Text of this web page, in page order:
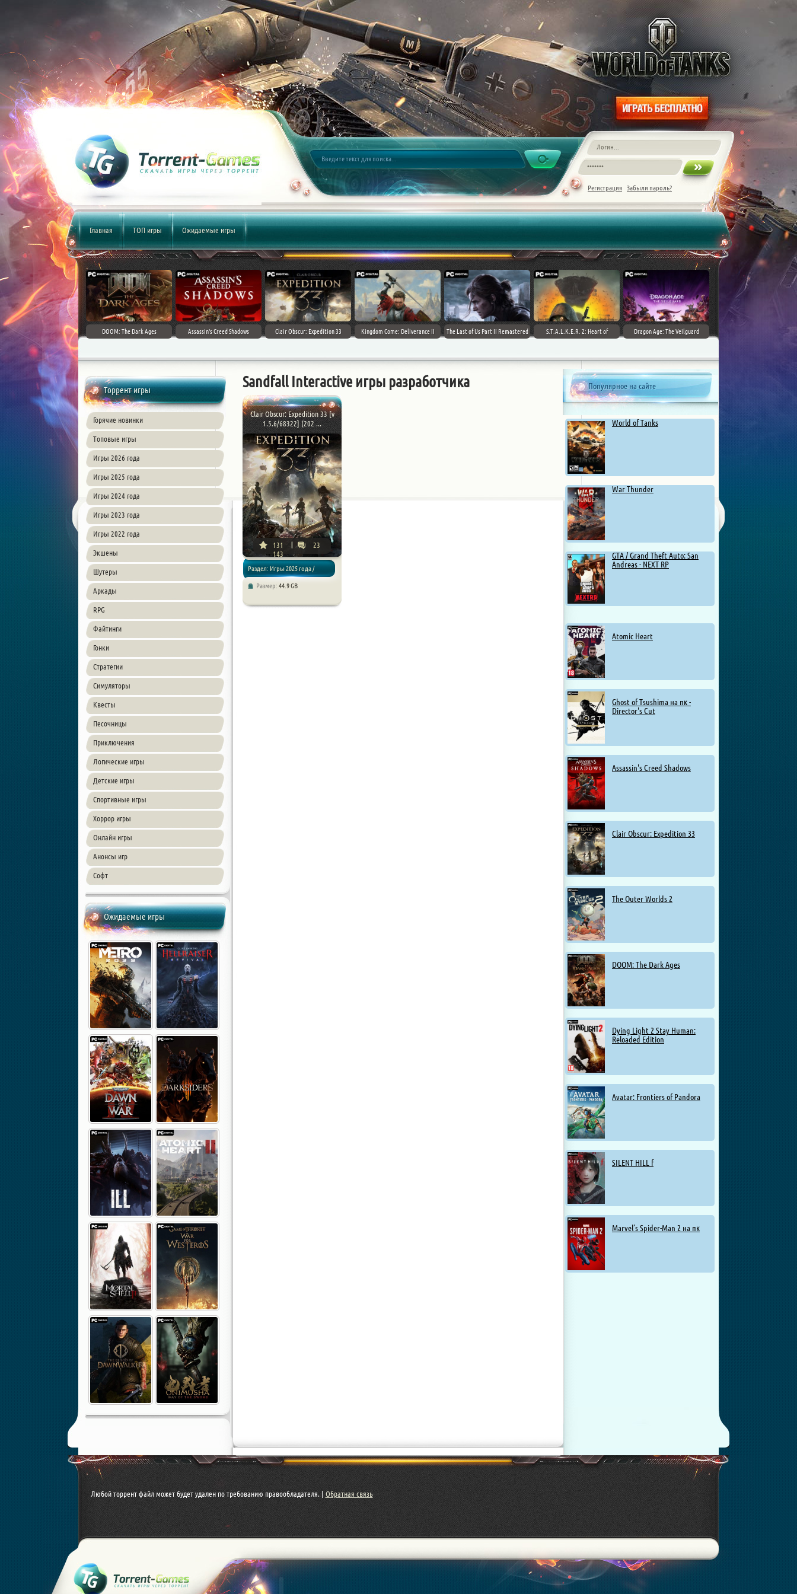
Регистрация Забыли пароль?
Главная ТОП игры Ожидаемые игры
DOOM: The Dark Ages Assassin's Creed Shadows Clair Obscur: Expedition 33 Kingdom Come: Deliverance II The Last of Us Part II Remastered
S.T.A.L.K.E.R. 2: Heart of
Dragon Age: The Veilguard
Торрент игры
Горячие новинки
Топовые игры
Игры 2026 года
Игры 2025 года
Игры 2024 года
Игры 2023 года
Игры 2022 года
Экшены
Шутеры
Аркады
RPG
Файтинги
Гонки
Стратегии
Симуляторы
Квесты
Песочницы
Приключения
Логические игры
Детские игры
Спортивные игры
Хоррор игры
Онлайн игры
Анонсы игр
Софт
Ожидаемые игры
Популярное на сайте
World of Tanks
War Thunder
GTA / Grand Theft Auto: San
Andreas - NEXT RP
Atomic Heart
Ghost of Tsushima на пк -
Director's Cut
Assassin's Creed Shadows
Clair Obscur: Expedition 33
The Outer Worlds 2
DOOM: The Dark Ages
Dying Light 2 Stay Human:
Reloaded Edition
Avatar: Frontiers of Pandora
SILENT HILL f
Marvel’s Spider-Man 2 на пк
Sandfall Interactive игры разработчика
Clair Obscur: Expedition 33 [v
1.5.6/68322] (202 ...
131
143
23
Раздел: Игры 2025 года /
Размер: 44.9 GB
Любой торрент файл может будет удален по требованию правообладателя. |Обратная связь